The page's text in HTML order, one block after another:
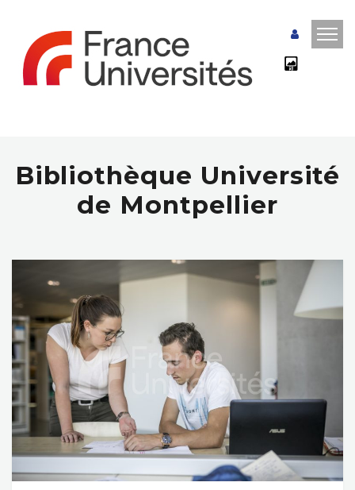
Bibliothèque Université
de Montpellier